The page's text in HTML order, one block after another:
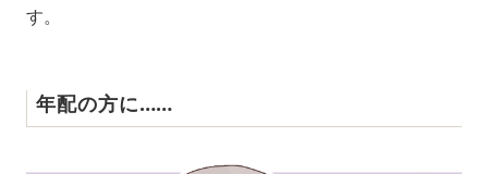
す。
年配の方に……